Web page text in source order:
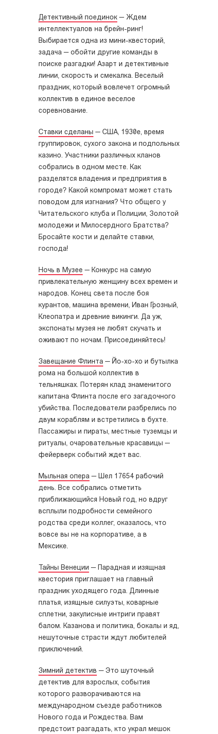
Детективный поединок — Ждем
интеллектуалов на брейн-ринг!
Выбирается одна из мини-квесторий,
задача — обойти другие команды в
поиске разгадки! Азарт и детективные
линии, скорость и смекалка. Веселый
праздник, который вовлечет огромный
коллектив в единое веселое
соревнование.
Ставки сделаны — США, 1930е, время
группировок, сухого закона и подпольных
казино. Участники различных кланов
собрались в одном месте. Как
разделятся владения и предприятия в
городе? Какой компромат может стать
поводом для изгнания? Что общего у
Читательского клуба и Полиции, Золотой
молодежи и Милосердного Братства?
Бросайте кости и делайте ставки,
господа!
Ночь в Музее — Конкурс на самую
привлекательную женщину всех времен и
народов. Конец света после боя
курантов, машина времени, Иван Грозный,
Клеопатра и древние викинги. Да уж,
экспонаты музея не любят скучать и
оживают по ночам. Присоединяйтесь!
Завещание Флинта — Йо-хо-хо и бутылка
рома на большой коллектив в
тельняшках. Потерян клад знаменитого
капитана Флинта после его загадочного
убийства. Последователи разбрелись по
двум кораблям и встретились в бухте.
Пассажиры и пираты, местные туземцы и
ритуалы, очаровательные красавицы —
фейерверк событий ждет вас.
Мыльная опера — Шел 17654 рабочий
день. Все собрались отметить
приближающийся Новый год, но вдруг
всплыли подробности семейного
родства среди коллег, оказалось, что
вовсе вы не на корпоративе, а в
Мексике.
Тайны Венеции — Парадная и изящная
квестория приглашает на главный
праздник уходящего года. Длинные
платья, изящные силуэты, коварные
сплетни, закулисные интриги правят
балом. Казанова и политика, бокалы и яд,
нешуточные страсти ждут любителей
приключений.
Зимний детектив — Это шуточный
детектив для взрослых, события
которого разворачиваются на
международном съезде работников
Нового года и Рождества. Вам
предстоит разгадать, кто украл мешок